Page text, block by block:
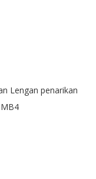
Lengan penarikan